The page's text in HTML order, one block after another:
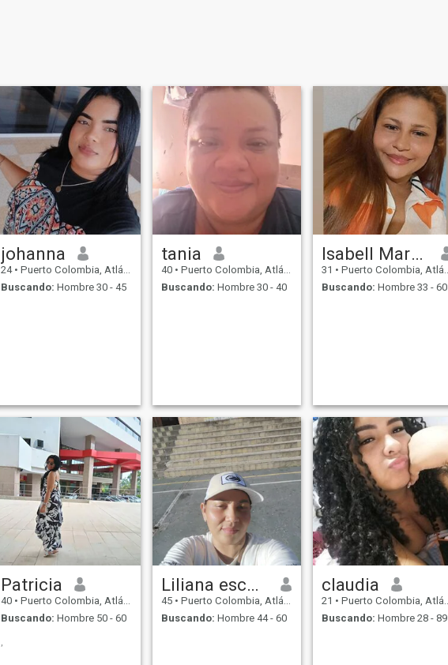
johanna
24 • Puerto Colombia, Atlántico, Colombia
Buscando: Hombre 30 - 45
tania
40 • Puerto Colombia, Atlántico, Colombia
Buscando: Hombre 30 - 40
Isabell Martinez
31 • Puerto Colombia, Atlántico, Colombia
Buscando: Hombre 33 - 60
Patricia
40 • Puerto Colombia, Atlántico, Colombia
Buscando: Hombre 50 - 60
,
Liliana escobar
45 • Puerto Colombia, Atlántico, Colombia
Buscando: Hombre 44 - 60
claudia
21 • Puerto Colombia, Atlántico, Colombia
Buscando: Hombre 28 - 89